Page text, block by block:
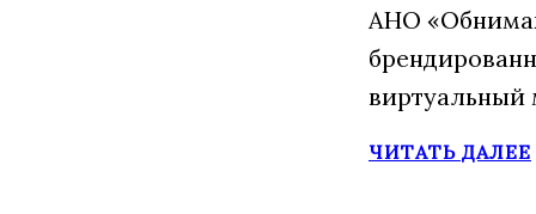
АНО
виртуальный
ЧИТАТЬ ДАЛЕЕ